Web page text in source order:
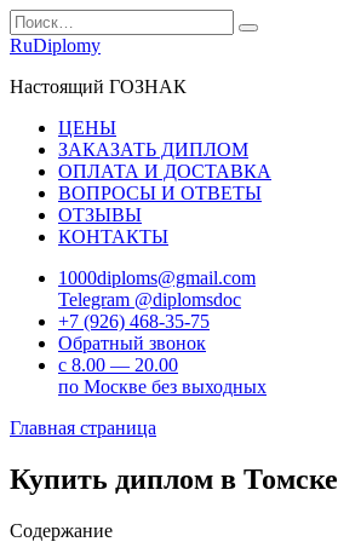
Перейти
к
содержанию
Search
for:
RuDiplomy
Настоящий ГОЗНАК
ЦЕНЫ
ЗАКАЗАТЬ ДИПЛОМ
ОПЛАТА И ДОСТАВКА
ВОПРОСЫ И ОТВЕТЫ
ОТЗЫВЫ
КОНТАКТЫ
1000diploms@gmail.com
Telegram @diplomsdoc
+7 (926) 468-35-75
Обратный звонок
с 8.00 — 20.00
по Москве без выходных
Главная страница
Купить диплом в Томске
Содержание